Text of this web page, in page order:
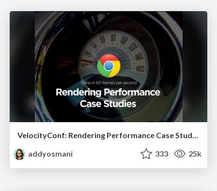
VelocityConf: Rendering Performance Case Studies
addyosmani
333 25k